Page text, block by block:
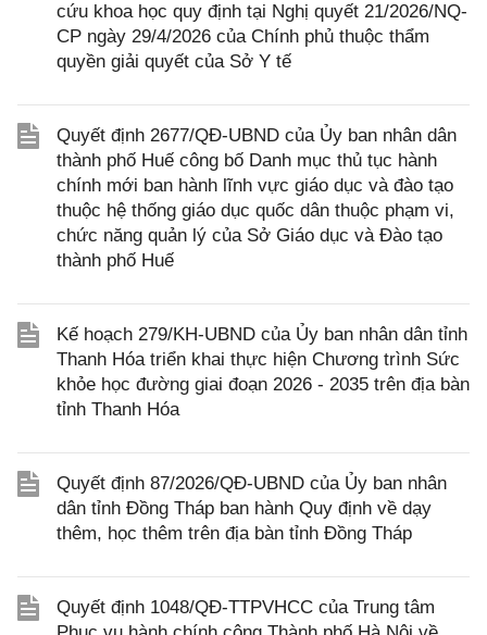
cứu khoa học quy định tại Nghị quyết 21/2026/NQ-
CP ngày 29/4/2026 của Chính phủ thuộc thẩm
quyền giải quyết của Sở Y tế
Quyết định 2677/QĐ-UBND của Ủy ban nhân dân
thành phố Huế công bố Danh mục thủ tục hành
chính mới ban hành lĩnh vực giáo dục và đào tạo
thuộc hệ thống giáo dục quốc dân thuộc phạm vi,
chức năng quản lý của Sở Giáo dục và Đào tạo
thành phố Huế
Kế hoạch 279/KH-UBND của Ủy ban nhân dân tỉnh
Thanh Hóa triển khai thực hiện Chương trình Sức
khỏe học đường giai đoạn 2026 - 2035 trên địa bàn
tỉnh Thanh Hóa
Quyết định 87/2026/QĐ-UBND của Ủy ban nhân
dân tỉnh Đồng Tháp ban hành Quy định về dạy
thêm, học thêm trên địa bàn tỉnh Đồng Tháp
Quyết định 1048/QĐ-TTPVHCC của Trung tâm